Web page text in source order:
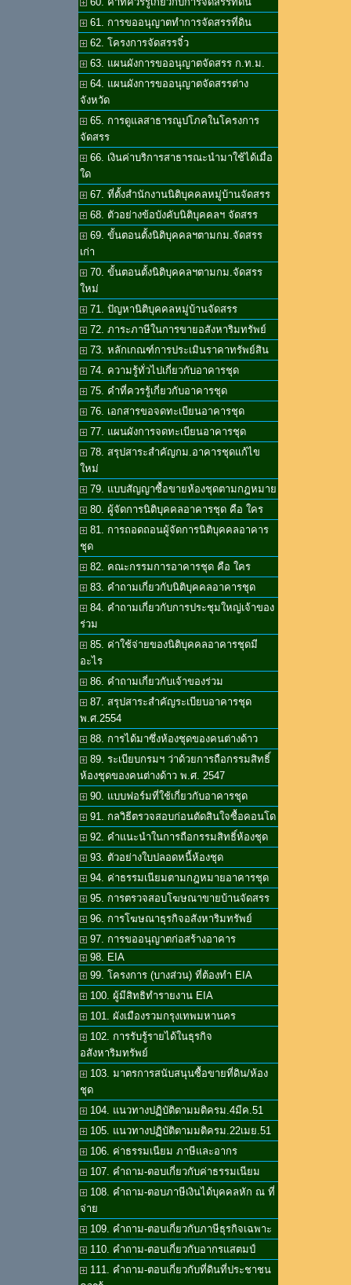
61. การขออนุญาตทำการจัดสรรที่ดิน
62. โครงการจัดสรรจิ๋ว
63. แผนผังการขออนุญาตจัดสรร ก.ท.ม.
64. แผนผังการขออนุญาตจัดสรรต่าง
จังหวัด
65. การดูแลสาธารณูปโภคในโครงการ
จัดสรร
66. เงินค่าบริการสาธารณะนำมาใช้ได้เมื่อ
ใด
67. ที่ตั้งสำนักงานนิติบุคคลหมู่บ้านจัดสรร
68. ตัวอย่างข้อบังคับนิติบุคคลฯ จัดสรร
69. ขั้นตอนตั้งนิติบุคคลฯตามกม.จัดสรร
เก่า
70. ขั้นตอนตั้งนิติบุคคลฯตามกม.จัดสรร
ใหม่
71. ปัญหานิติบุคคลหมู่บ้านจัดสรร
72. ภาระภาษีในการขายอสังหาริมทรัพย์
73. หลักเกณฑ์การประเมินราคาทรัพย์สิน
74. ความรู้ทั่วไปเกี่ยวกับอาคารชุด
75. คำที่ควรรู้เกี่ยวกับอาคารชุด
76. เอกสารขอจดทะเบียนอาคารชุด
77. แผนผังการจดทะเบียนอาคารชุด
78. สรุปสาระสำคัญกม.อาคารชุดแก้ไข
ใหม่
79. แบบสัญญาซื้อขายห้องชุดตามกฎหมาย
80. ผู้จัดการนิติบุคคลอาคารชุด คือ ใคร
81. การถอดถอนผู้จัดการนิติบุคคลอาคาร
ชุด
82. คณะกรรมการอาคารชุด คือ ใคร
83. คำถามเกี่ยวกับนิติบุคคลอาคารชุด
84. คำถามเกี่ยวกับการประชุมใหญ่เจ้าของ
ร่วม
85. ค่าใช้จ่ายของนิติบุคคลอาคารชุดมี
อะไร
86. คำถามเกี่ยวกับเจ้าของร่วม
87. สรุปสาระสำคัญระเบียบอาคารชุด
พ.ศ.2554
88. การได้มาซึ่งห้องชุดของคนต่างด้าว
89. ระเบียบกรมฯ ว่าด้วยการถือกรรมสิทธิ์
ห้องชุดของคนต่างด้าว พ.ศ. 2547
90. แบบฟอร์มที่ใช้เกี่ยวกับอาคารชุด
91. กลวิธีตรวจสอบก่อนตัดสินใจซื้อคอนโด
92. คำแนะนำในการถือกรรมสิทธิ์ห้องชุด
93. ตัวอย่างใบปลอดหนี้ห้องชุด
94. ค่าธรรมเนียมตามกฎหมายอาคารชุด
95. การตรวจสอบโฆษณาขายบ้านจัดสรร
96. การโฆษณาธุรกิจอสังหาริมทรัพย์
97. การขออนุญาตก่อสร้างอาคาร
98. EIA
99. โครงการ (บางส่วน) ที่ต้องทำ EIA
100. ผู้มีสิทธิทำรายงาน EIA
101. ผังเมืองรวมกรุงเทพมหานคร
102. การรับรู้รายได้ในธุรกิจ
อสังหาริมทรัพย์
103. มาตรการสนับสนุนซื้อขายที่ดิน/ห้อง
ชุด
104. แนวทางปฏิบัติตามมติครม.4มีค.51
105. แนวทางปฏิบัติตามมติครม.22เมย.51
106. ค่าธรรมเนียม ภาษีและอากร
107. คำถาม-ตอบเกี่ยวกับค่าธรรมเนียม
108. คำถาม-ตอบภาษีเงินได้บุคคลหัก ณ ที่
จ่าย
109. คำถาม-ตอบเกี่ยวกับภาษีธุรกิจเฉพาะ
110. คำถาม-ตอบเกี่ยวกับอากรแสตมป์
111. คำถาม-ตอบเกี่ยวกับที่ดินที่ประชาชน